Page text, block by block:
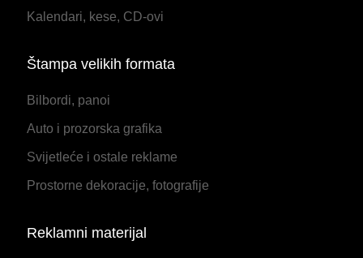
Kalendari, kese, CD-ovi
Štampa velikih formata
Bilbordi, panoi
Auto i prozorska grafika
Svijetleće i ostale reklame
Prostorne dekoracije, fotografije
Reklamni materijal